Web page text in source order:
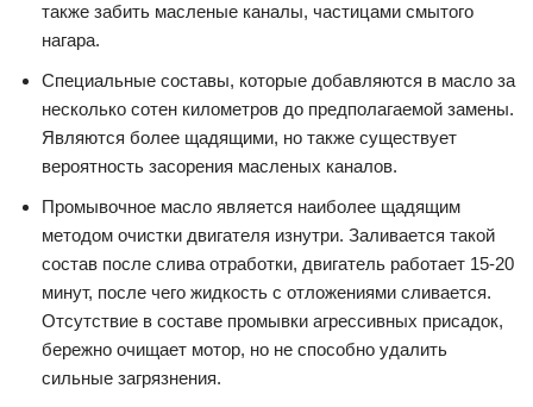
также забить масленые каналы, частицами смытого
нагара.
Специальные составы, которые добавляются в масло за
несколько сотен километров до предполагаемой замены.
Являются более щадящими, но также существует
вероятность засорения масленых каналов.
Промывочное масло является наиболее щадящим
методом очистки двигателя изнутри. Заливается такой
состав после слива отработки, двигатель работает 15-20
минут, после чего жидкость с отложениями сливается.
Отсутствие в составе промывки агрессивных присадок,
бережно очищает мотор, но не способно удалить
сильные загрязнения.